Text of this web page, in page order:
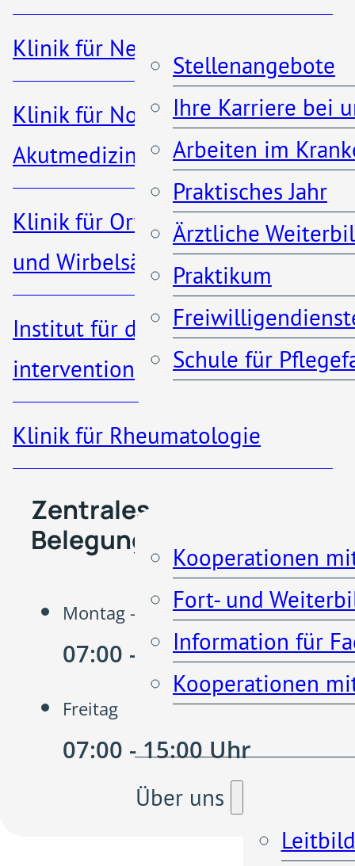
Klinik für Nephrologie
Klinik für Notfall- und
Akutmedizin
Klinik für Orthopädie, Unfall-
und Wirbelsäulenchirurgie
Institut für diagnostische und
interventionelle Radiologie
Klinik für Rheumatologie
Stellenangebote
Ihre Karriere bei
Arbeiten im
Praktisches Jahr
Ärztliche
Praktikum
Schule für
Kooperationen
Kooperationen
Fort- und
Information für
Kooperationen
Über uns
Leitbild
Intensivstation
Montag - Sonntag
14:30 - 20:00 Uhr
Zentrales
Belegungsmanagement
Montag - Donnerstag
07:00 - 16:00 Uhr
Freitag
07:00 - 15:00 Uhr